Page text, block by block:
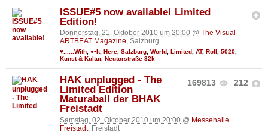
ISSUE#5 now available! Limited
Edition!
Donnerstag, 21. Oktober 2010 um 20:00 @ The Visual
ARTBEAT Magazine, Salzburg
♥......With, ●•It, Here, Salzburg, World, Limited, AT, Roll, 5020,
Kunst & Kultur, Neutorstraße 32k
169813 212
HAK unplugged - The
Limited Edition
Maturaball der BHAK
Freistadt
Samstag, 02. Oktober 2010 um 20:00 @ Messehalle
Freistadt, Freistadt